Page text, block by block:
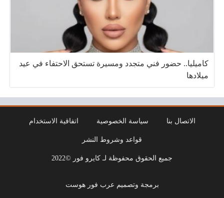
كاميليا.. حضور فني متجدد ومسيرة تستحق الاحتفاء في عيد
ميلادها
الاتصال بنا سياسة الخصوصية اتفاقية الاستخدام
قواعد وشروط النشر
جميع الحقوق محفوظة لـ كايرو فور ©2022
برمجة وتصميم عرب فور هوست